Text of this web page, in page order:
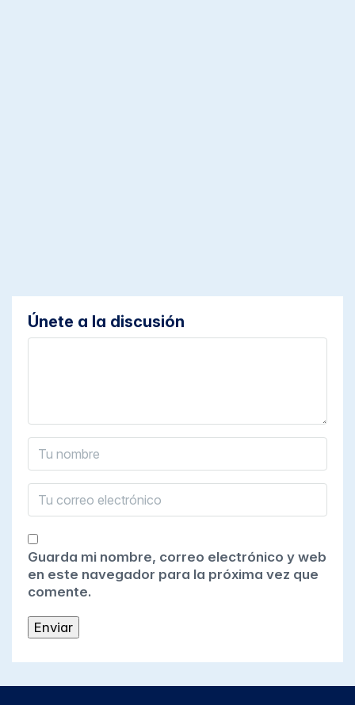
Únete a la discusión
Guarda mi nombre, correo electrónico y web
en este navegador para la próxima vez que
comente.